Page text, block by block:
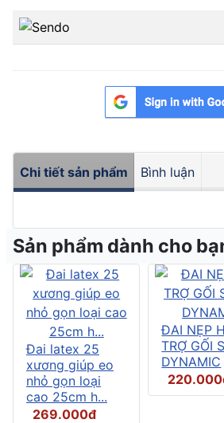
Chi tiết sản phẩm Bình luận
Sản phẩm dành cho
Đai latex 25
xương giúp eo
nhỏ gọn loại
cao 25cm h...
269.000đ
ĐAI NẸP
TRỢ GỐI
DYNAMIC